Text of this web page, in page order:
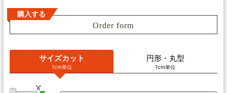
購入する
Order form
サイズカット
1cm単位
円形・丸型
1cm単位